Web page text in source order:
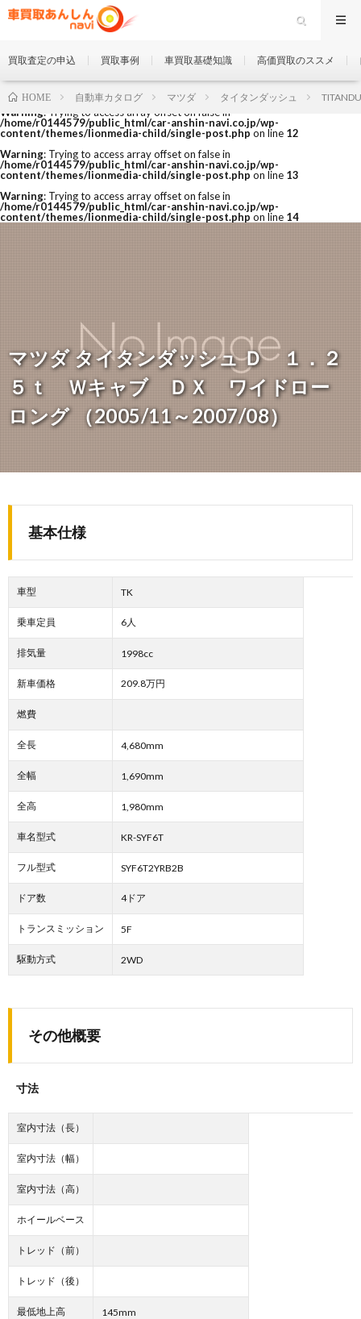
Warning: Trying to access array offset on false in
/home/r0144579/public_html/car-anshin-navi.co.jp/wp-
content/themes/lionmedia-child/single-post.php on line 12
Warning: Trying to access array offset on false in
/home/r0144579/public_html/car-anshin-navi.co.jp/wp-
content/themes/lionmedia-child/single-post.php on line 13
Warning: Trying to access array offset on false in
/home/r0144579/public_html/car-anshin-navi.co.jp/wp-
content/themes/lionmedia-child/single-post.php on line 14
買取査定の申込 買取事例 車買取基礎知識 高価買取のススメ
マツダ タイタンダッシュ Ｄ １．２
５ｔ Ｗキャブ ＤＸ ワイドロー
ロング （2005/11～2007/08）
HOME 自動車カタログ マツダ タイタンダッシュ
基本仕様
車型 TK
乗車定員 6人
排気量 1998cc
新車価格 209.8万円
燃費
全長 4,680mm
全幅 1,690mm
全高 1,980mm
車名型式 KR-SYF6T
フル型式 SYF6T2YRB2B
ドア数 4ドア
トランスミッション 5F
駆動方式 2WD
その他概要
寸法
室内寸法（長）
室内寸法（幅）
室内寸法（高）
ホイールベース
トレッド（前）
トレッド（後）
最低地上高 145mm